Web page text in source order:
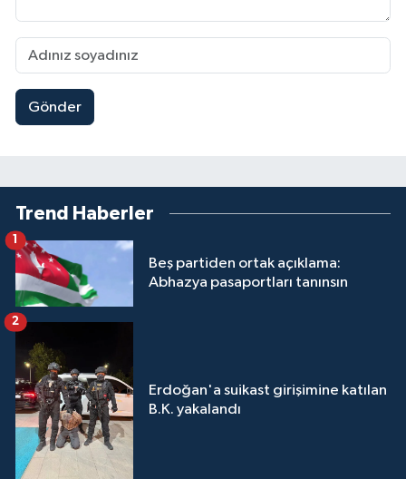
Gönder
Trend Haberler
Beş partiden ortak açıklama:
Abhazya pasaportları tanınsın
1
Erdoğan'a suikast girişimine katılan
B.K. yakalandı
2